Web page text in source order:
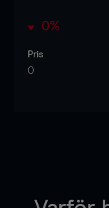
0%
Pris
0